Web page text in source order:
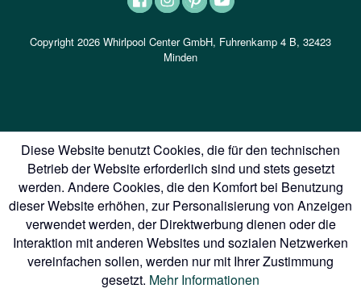
Copyright 2026 Whirlpool Center GmbH, Fuhrenkamp 4 B, 32423
Minden
Diese Website benutzt Cookies, die für den technischen
Betrieb der Website erforderlich sind und stets gesetzt
werden. Andere Cookies, die den Komfort bei Benutzung
dieser Website erhöhen, zur Personalisierung von Anzeigen
verwendet werden, der Direktwerbung dienen oder die
Interaktion mit anderen Websites und sozialen Netzwerken
vereinfachen sollen, werden nur mit Ihrer Zustimmung
gesetzt. Mehr Informationen